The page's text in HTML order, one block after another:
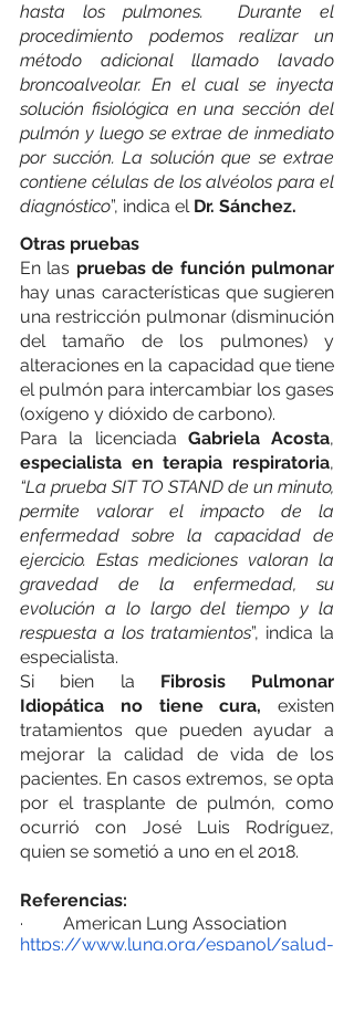
hasta los pulmones.  Durante el
procedimiento podemos realizar un
método adicional llamado lavado
broncoalveolar. En el cual se inyecta
solución fisiológica en una sección del
pulmón y luego se extrae de inmediato
por succión. La solución que se extrae
contiene células de los alvéolos para el
diagnóstico”, indica el Dr. Sánchez.
Otras pruebas
En las pruebas de función pulmonar
hay unas características que sugieren
una restricción pulmonar (disminución
del tamaño de los pulmones) y
alteraciones en la capacidad que tiene
el pulmón para intercambiar los gases
(oxígeno y dióxido de carbono).
Para la licenciada Gabriela Acosta
especialista en terapia respiratoria
“La prueba SIT TO STAND de un minuto,
permite valorar el impacto de la
enfermedad sobre la capacidad de
ejercicio. Estas mediciones valoran la
gravedad de la enfermedad, su
evolución a lo largo del tiempo y la
respuesta a los tratamientos”, indica la
especialista.
Si bien la Fibrosis Pulmonar
Idiopática no tiene cura, existen
tratamientos que pueden ayudar a
mejorar la calidad de vida de los
pacientes. En casos extremos, se opta
por el trasplante de pulmón, como
ocurrió con José Luis Rodríguez,
quien se sometió a uno en el 2018.
Referencias:
·         American Lung Association
https://www.lung.org/espanol/salud-